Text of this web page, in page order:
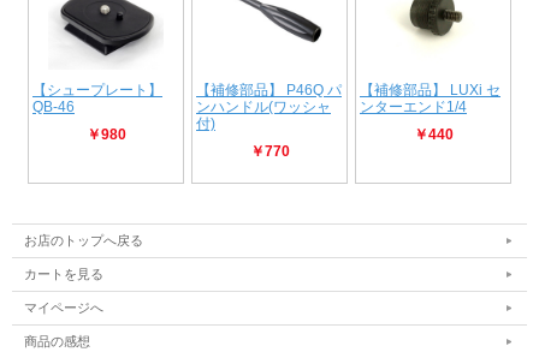
お店のトップへ戻る
カートを見る
マイページへ
商品の感想